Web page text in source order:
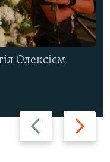
Назад Вперед
Олексієм